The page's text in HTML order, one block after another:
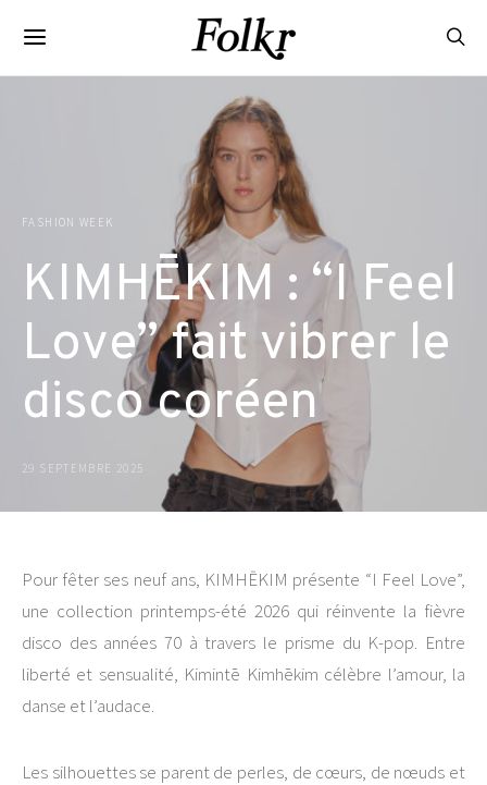
FASHION WEEK
KIMHĒKIM : “I Feel
Love” fait vibrer le
disco coréen
29 SEPTEMBRE 2025
Pour fêter ses neuf ans, KIMHĒKIM présente “I Feel Love”,
une collection printemps-été 2026 qui réinvente la fièvre
disco des années 70 à travers le prisme du K-pop. Entre
liberté et sensualité, Kimintē Kimhēkim célèbre l’amour, la
danse et l’audace.
Les silhouettes se parent de perles, de cœurs, de nœuds et